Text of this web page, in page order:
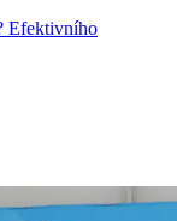
Efektivního